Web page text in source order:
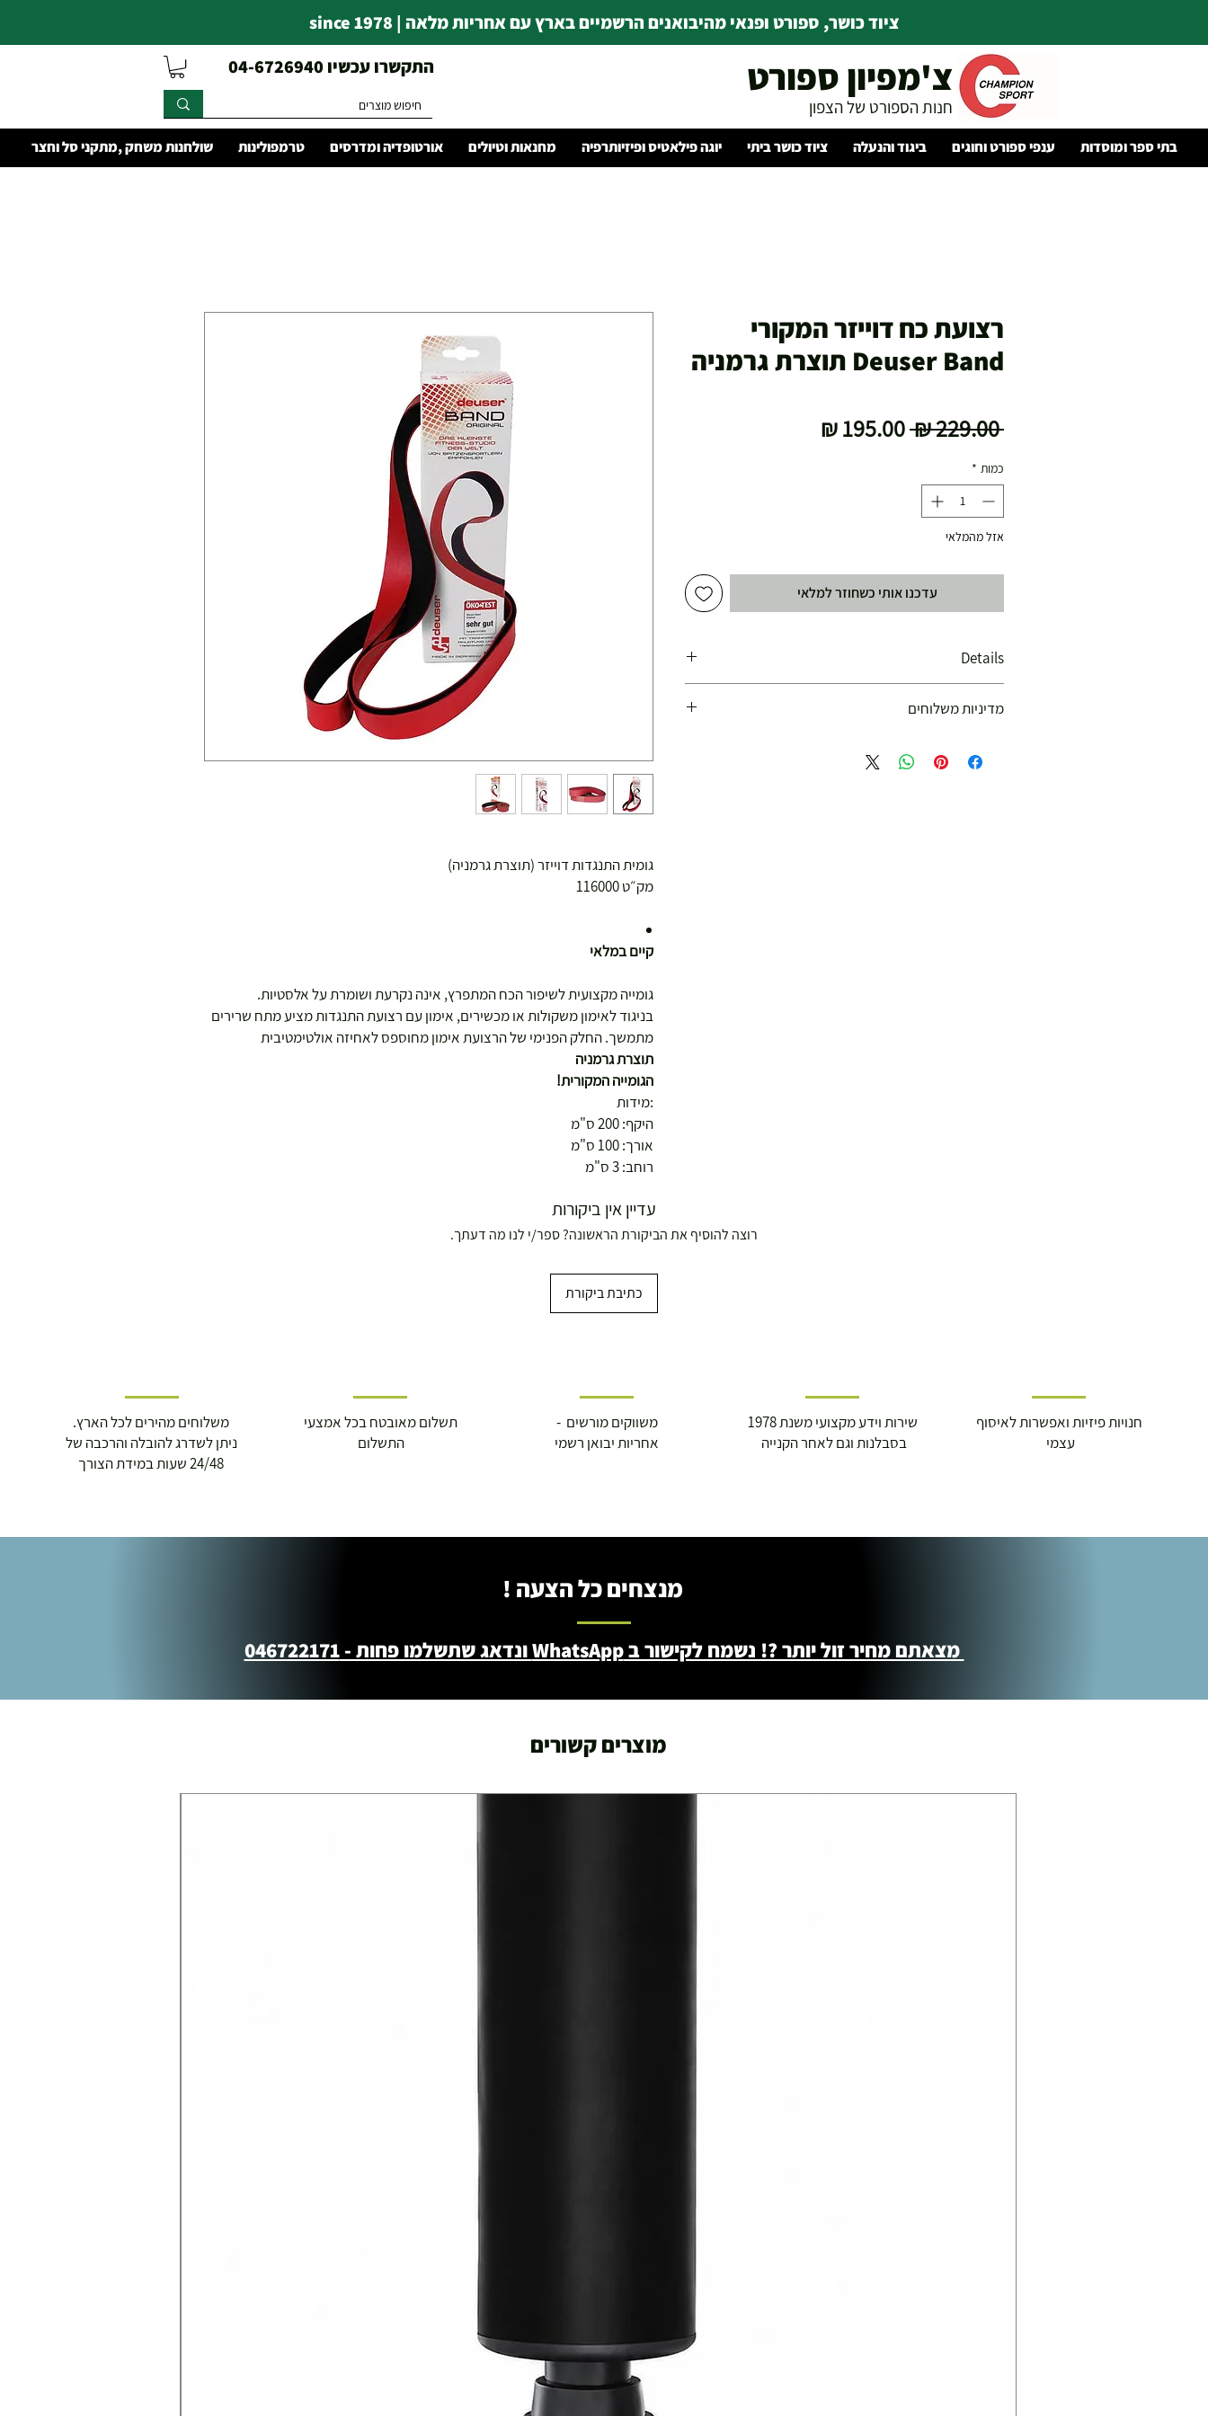
ציוד כושר, ספורט ופנאי מהיבואנים הרשמיים בארץ עם אחריות מלאה | since 1978
התקשרו עכשיו 04-6726940
צ'מפיון ספורט
חנות הספורט של הצפון
בתי ספר ומוסדות ענפי ספורט וחוגים ביגוד והנעלה ציוד כושר ביתי יוגה פילאטיס ופיזיותרפיה מחנאות וטיולים אורטופדיה ומדרסים טרמפולינות שולחנות משחק ,מתקני סל וחצר
גומית התנגדות דוייזר (תוצרת גרמניה)
מק״ט 116000
קיים במלאי
גומייה מקצועית לשיפור הכח המתפרץ, אינה נקרעת ושומרת על אלסטיות.
בניגוד לאימון משקולות או מכשירים, אימון עם רצועת התנגדות מציע מתח שרירים
מתמשך. החלק הפנימי של הרצועת אימון מחוספס לאחיזה אולטימטיבית
תוצרת גרמניה
הגומייה המקורית!
:מידות
היקף: 200 ס"מ
אורך: 100 ס"מ
רוחב: 3 ס"מ
רצועת כח דוייזר המקורי
Deuser Band תוצרת גרמניה
‏229.00 ‏₪
מחיר
כמות *
אזל מהמלאי
עדכנו אותי כשחוזר למלאי
Details
זמן הספקה: עד 7 ימי עסקים
מדיניות משלוחים
מוצרי כושר ( בלבד) ניתן לאסוף ממחסני החברה בת"א - רחוב שביל
עדיין אין ביקורות
רוצה להוסיף את הביקורת הראשונה? ספר/י לנו מה דעתך.
כתיבת ביקורת
משלוחים מהירים לכל הארץ.
ניתן לשדרג להובלה והרכבה של
24/48 שעות במידת הצורך
תשלום מאובטח בכל אמצעי
התשלום
משווקים מורשים -
אחריות יבואן רשמי
שירות וידע מקצועי משנת 1978
בסבלנות וגם לאחר הקנייה
חנויות פיזיות ואפשרות לאיסוף
עצמי
מנצחים כל הצעה !
מצאתם מחיר זול יותר ?! נשמח לקישור ב WhatsApp ונדאג שתשלמו פחות - 046722171
מוצרים קשורים